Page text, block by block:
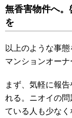
無香害物件へ。
を
以上のような事
マンションオーナ
まず、気軽に報
れる。ニオイの
ている人も少な